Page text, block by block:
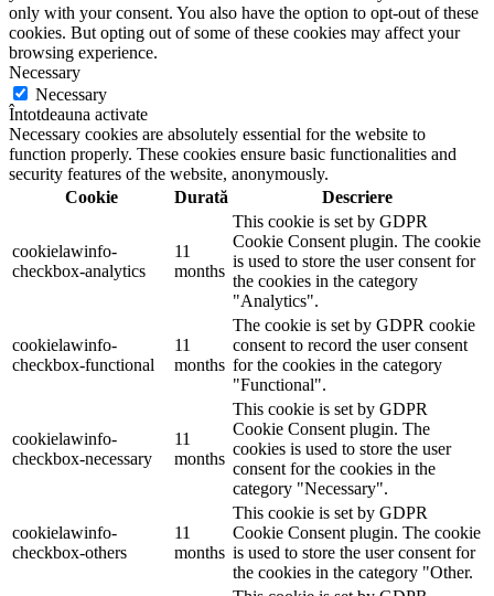
only with your consent. You also have the option to opt-out of these
cookies. But opting out of some of these cookies may affect your
browsing experience.
Necessary
Necessary
Întotdeauna activate
Necessary cookies are absolutely essential for the website to
function properly. These cookies ensure basic functionalities and
security features of the website, anonymously.
Cookie
Durată Descriere
cookielawinfo-
checkbox-analytics
11
months
This cookie is set by GDPR
Cookie Consent plugin. The cookie
is used to store the user consent for
the cookies in the category
"Analytics".
cookielawinfo-
checkbox-functional
11
months
The cookie is set by GDPR cookie
consent to record the user consent
for the cookies in the category
"Functional".
cookielawinfo-
checkbox-necessary
11
months
This cookie is set by GDPR
Cookie Consent plugin. The
cookies is used to store the user
consent for the cookies in the
category "Necessary".
cookielawinfo-
checkbox-others
11
months
This cookie is set by GDPR
Cookie Consent plugin. The cookie
is used to store the user consent for
the cookies in the category "Other.